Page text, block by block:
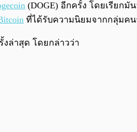
(DOGE) อีกครั้ง โดยเรียก
ที่ได้รับความนิยมจากกลุ่มคน
งล่าสุด โดยกล่าวว่า